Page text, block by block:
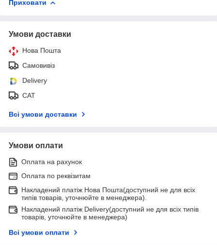
Приховати
Умови доставки
Нова Пошта
Самовивіз
Delivery
САТ
Всі умови доставки
Умови оплати
Оплата на рахунок
Оплата по реквізитам
Накладений платіж Нова Пошта(доступний не для всіх
типів товарів, уточнюйте в менеджера).
Накладений платіж Delivery(доступний не для всіх типів
товарів, уточнюйте в менеджера)
Всі умови оплати